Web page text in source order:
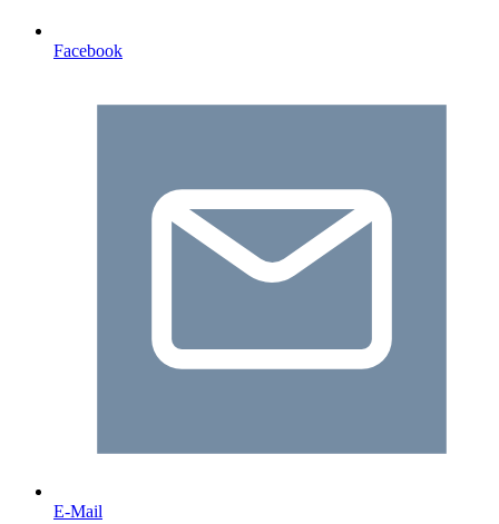
Facebook
E-Mail